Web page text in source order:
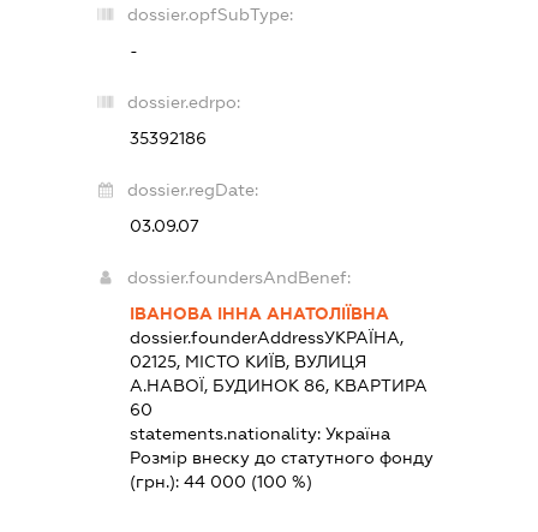
dossier.opfSubType:
-
dossier.edrpo:
35392186
dossier.regDate:
03.09.07
dossier.foundersAndBenef:
ІВАНОВА ІННА АНАТОЛІЇВНА
dossier.founderAddressУКРАЇНА,
02125, МІСТО КИЇВ, ВУЛИЦЯ
А.НАВОЇ, БУДИНОК 86, КВАРТИРА
60
statements.nationality:Україна
Розмір внеску до статутного фонду
(грн.):44 000 (100 %)